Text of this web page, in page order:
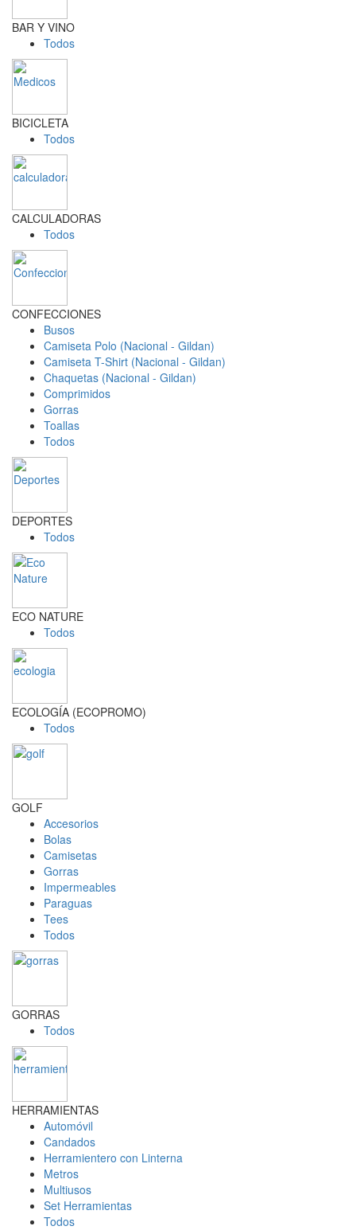
BAR Y VINO
Todos
BICICLETA
Todos
CALCULADORAS
Todos
CONFECCIONES
Busos
Camiseta Polo (Nacional - Gildan)
Camiseta T-Shirt (Nacional - Gildan)
Chaquetas (Nacional - Gildan)
Comprimidos
Gorras
Toallas
Todos
DEPORTES
Todos
ECO NATURE
Todos
ECOLOGÍA (ECOPROMO)
Todos
GOLF
Accesorios
Bolas
Camisetas
Gorras
Impermeables
Paraguas
Tees
Todos
GORRAS
Todos
HERRAMIENTAS
Automóvil
Candados
Herramientero con Linterna
Metros
Multiusos
Set Herramientas
Todos